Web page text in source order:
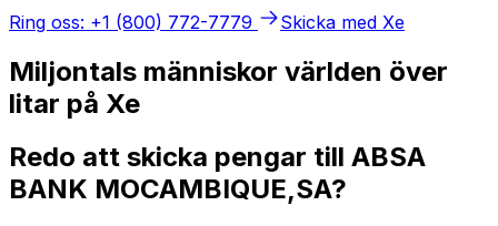
Ring oss: +1 (800) 772-7779
Skicka med Xe
Miljontals människor världen över
litar på Xe
Redo att skicka pengar till ABSA
BANK MOCAMBIQUE,SA?